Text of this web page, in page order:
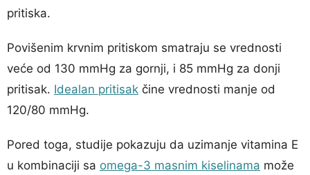
pritiska.
Povišenim krvnim pritiskom smatraju se vrednosti
veće od 130 mmHg za gornji, i 85 mmHg za donji
pritisak. Idealan pritisak čine vrednosti manje od
120/80 mmHg.
Pored toga, studije pokazuju da uzimanje vitamina E
u kombinaciji sa omega-3 masnim kiselinama može